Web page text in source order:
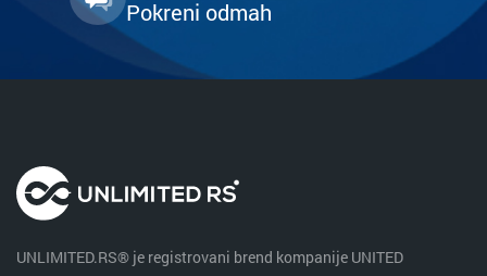
Pokreni odmah
UNLIMITED.RS® je registrovani brend kompanije UNITED